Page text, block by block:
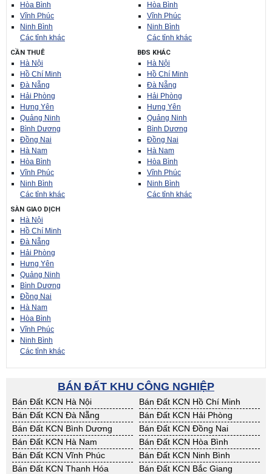
Hòa Bình
Vĩnh Phúc
Ninh Bình
Các tỉnh khác
Hòa Bình
Vĩnh Phúc
Ninh Bình
Các tỉnh khác
CẦN THUÊ
Hà Nội
Hồ Chí Minh
Đà Nẵng
Hải Phòng
Hưng Yên
Quảng Ninh
Bình Dương
Đồng Nai
Hà Nam
Hòa Bình
Vĩnh Phúc
Ninh Bình
Các tỉnh khác
BĐS KHÁC
Hà Nội
Hồ Chí Minh
Đà Nẵng
Hải Phòng
Hưng Yên
Quảng Ninh
Bình Dương
Đồng Nai
Hà Nam
Hòa Bình
Vĩnh Phúc
Ninh Bình
Các tỉnh khác
SÀN GIAO DỊCH
Hà Nội
Hồ Chí Minh
Đà Nẵng
Hải Phòng
Hưng Yên
Quảng Ninh
Bình Dương
Đồng Nai
Hà Nam
Hòa Bình
Vĩnh Phúc
Ninh Bình
Các tỉnh khác
BÁN ĐẤT KHU CÔNG NGHIỆP
Bán Đất KCN Hà Nội
Bán Đất KCN Hồ Chí Minh
Bán Đất KCN Đà Nẵng
Bán Đất KCN Hải Phòng
Bán Đất KCN Bình Dương
Bán Đất KCN Đồng Nai
Bán Đất KCN Hà Nam
Bán Đất KCN Hòa Bình
Bán Đất KCN Vĩnh Phúc
Bán Đất KCN Ninh Bình
Bán Đất KCN Thanh Hóa
Bán Đất KCN Bắc Giang